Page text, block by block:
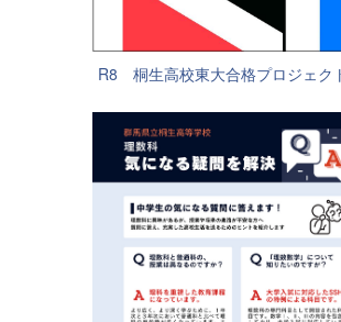
R8 桐生高校東大合格プロジェク